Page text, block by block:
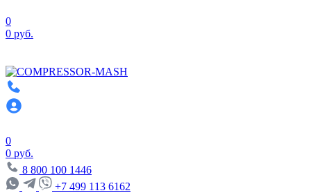
0
0 руб.
0
0 руб.
8 800 100 1446
+7 499 113 6162